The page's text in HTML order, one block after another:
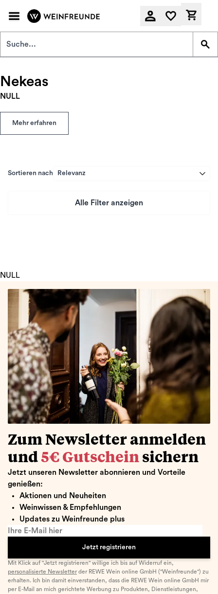
Nekeas
NULL
Mehr erfahren
Sortieren nach Relevanz
Alle Filter anzeigen
NULL
Zum Newsletter anmelden
und 5€ Gutschein sichern
Jetzt unseren Newsletter abonnieren und Vorteile
genießen:
Aktionen und Neuheiten
Weinwissen & Empfehlungen
Updates zu Weinfreunde plus
Ihre E-Mail hier
Jetzt registrieren
Mit Klick auf "Jetzt registrieren" willige ich bis auf Widerruf ein,
personalisierte Newsletter der REWE Wein online GmbH ("Weinfreunde") zu
erhalten. Ich bin damit einverstanden, dass die REWE Wein online GmbH mir
per E-Mail an mich gerichtete Werbung zu Produkten, Dienstleistungen,